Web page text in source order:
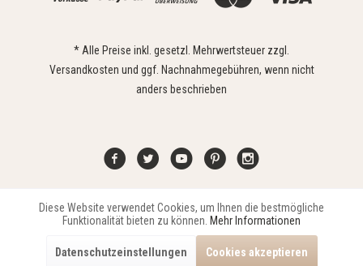
* Alle Preise inkl. gesetzl. Mehrwertsteuer zzgl.
Versandkosten und ggf. Nachnahmegebühren, wenn nicht
anders beschrieben
Kontakt Widerrufsrecht Impressum Versand Datenschutz
Copyright © 2021 Edona Design GmbH // DesignDupp GmbH
Funktionale Aktiv
Aktiv
Diese Website verwendet Cookies, um Ihnen die bestmögliche
Funktionalität bieten zu können. Mehr Informationen
Datenschutzeinstellungen Cookies akzeptieren